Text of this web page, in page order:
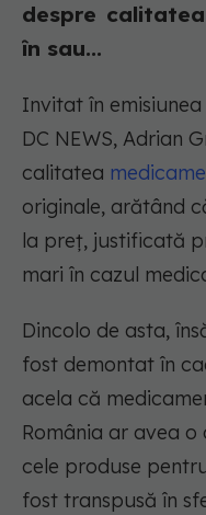
despre
în sau...
Invitat în
DC NEWS, Adrian
calitatea
originale, arătând
la preț, justificată
mari în cazul
Dincolo de asta,
fost demontat în
acela că
România ar avea
cele produse
fost transpusă în